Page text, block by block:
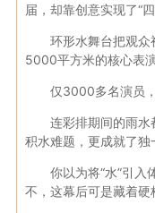
届，却靠创意实现了“
环形水舞台把观众
5000平方米的核心表
仅3000多名演员
连彩排期间的雨水
积水难题，更成就了独
你以为将“水”引入
不，这幕后可是藏着硬